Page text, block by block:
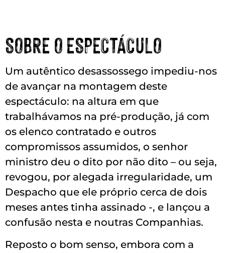
SOBRE O ESPECTÁCULO
Um autêntico desassossego impediu-nos
de avançar na montagem deste
espectáculo: na altura em que
trabalhávamos na pré-produção, já com
os elenco contratado e outros
compromissos assumidos, o senhor
ministro deu o dito por não dito – ou seja,
revogou, por alegada irregularidade, um
Despacho que ele próprio cerca de dois
meses antes tinha assinado -, e lançou a
confusão nesta e noutras Companhias.
Reposto o bom senso, embora com a